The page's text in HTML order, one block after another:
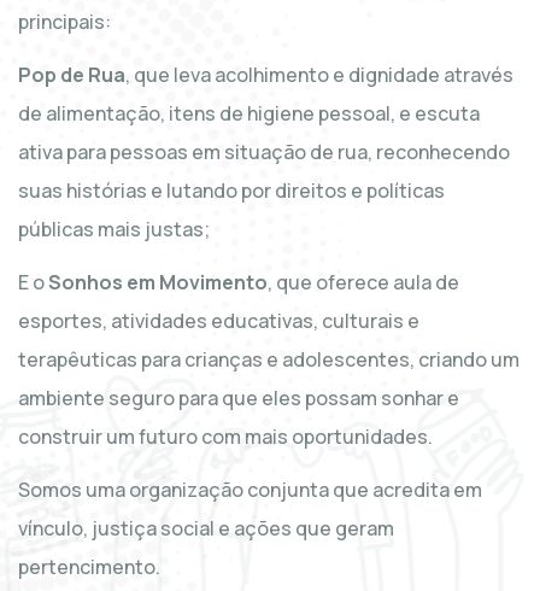
principais:
Pop de Rua, que leva acolhimento e dignidade através
de alimentação, itens de higiene pessoal, e escuta
ativa para pessoas em situação de rua, reconhecendo
suas histórias e lutando por direitos e políticas
públicas mais justas;
E oSonhos em Movimento, que oferece aula de
esportes, atividades educativas, culturais e
terapêuticas para crianças e adolescentes, criando um
ambiente seguro para que eles possam sonhar e
construir um futuro com mais oportunidades.
Somos uma organização conjunta que acredita em
vínculo, justiça social e ações que geram
pertencimento.